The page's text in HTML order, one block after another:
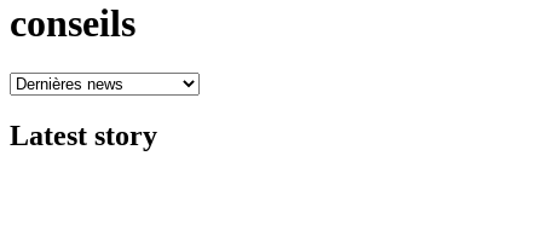
conseils
Latest story